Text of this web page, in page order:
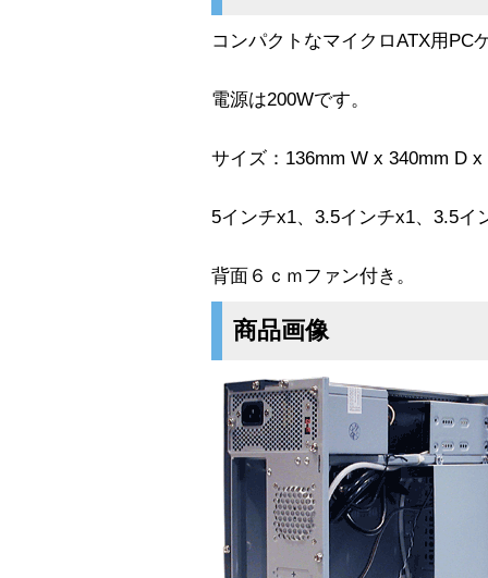
コンパクトなマイクロATX用PC
電源は200Wです。
サイズ：136mm W x 340mm D x
5インチx1、3.5インチx1、3.5イ
背面６ｃｍファン付き。
商品画像